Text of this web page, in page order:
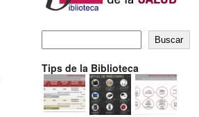
Buscar
Tips de la Biblioteca